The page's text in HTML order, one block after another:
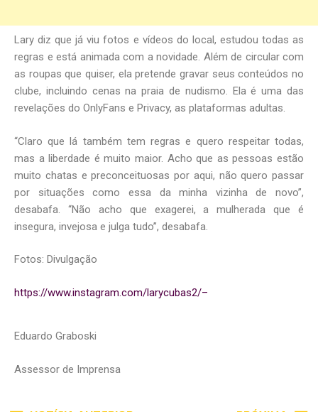
Lary diz que já viu fotos e vídeos do local, estudou todas as
regras e está animada com a novidade. Além de circular com
as roupas que quiser, ela pretende gravar seus conteúdos no
clube, incluindo cenas na praia de nudismo. Ela é uma das
revelações do OnlyFans e Privacy, as plataformas adultas.
“Claro que lá também tem regras e quero respeitar todas,
mas a liberdade é muito maior. Acho que as pessoas estão
muito chatas e preconceituosas por aqui, não quero passar
por situações como essa da minha vizinha de novo”,
desabafa. “Não acho que exagerei, a mulherada que é
insegura, invejosa e julga tudo”, desabafa.
Fotos: Divulgação
https://www.instagram.com/larycubas2/–
Eduardo Graboski
Assessor de Imprensa